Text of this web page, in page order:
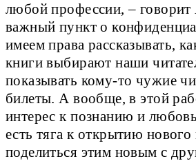
любой профессии, – говорит
важный пункт о
имеем права рассказывать,
книги выбирают наши
показывать кому-то чужие
билеты. А вообще, в этой
интерес к познанию и
есть тяга к открытию нового
поделиться этим новым с